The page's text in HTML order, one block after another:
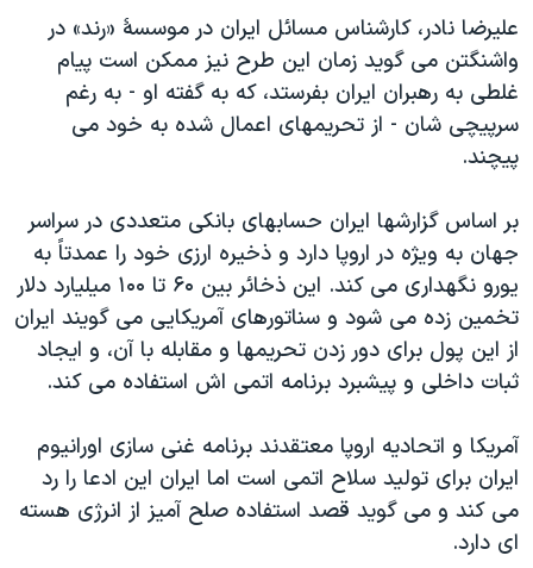
علیرضا نادر، کارشناس مسائل ایران در موسسۀ «رند» در
واشنگتن می گوید زمان این طرح نیز ممکن است پیام
غلطی به رهبران ایران بفرستد، که به گفته او - به رغم
سرپیچی شان - از تحریمهای اعمال شده به خود می
پیچند.
بر اساس گزارشها ایران حسابهای بانکی متعددی در سراسر
جهان به ویژه در اروپا دارد و ذخیره ارزی خود را عمدتاً به
یورو نگهداری می کند. این ذخائر بین ۶۰ تا ۱۰۰ میلیارد دلار
تخمین زده می شود و سناتورهای آمریکایی می گویند ایران
از این پول برای دور زدن تحریمها و مقابله با آن، و ایجاد
ثبات داخلی و پیشبرد برنامه اتمی اش استفاده می کند.
آمریکا و اتحادیه اروپا معتقدند برنامه غنی سازی اورانیوم
ایران برای تولید سلاح اتمی است اما ایران این ادعا را رد
می کند و می گوید قصد استفاده صلح آمیز از انرژی هسته
ای دارد.